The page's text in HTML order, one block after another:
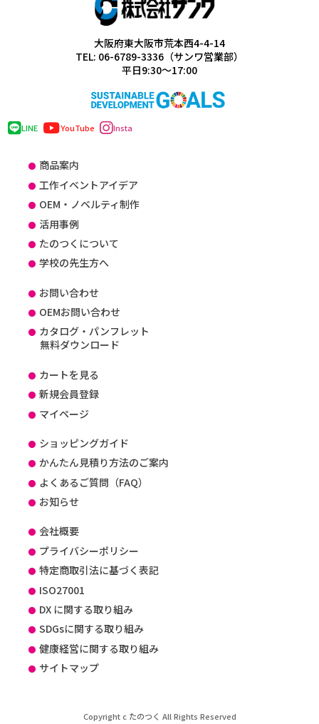
大阪府東大阪市荒本西4-4-14
TEL: 06-6789-3336（サンワ営業部）
平日9:30～17:00
LINE YouTube Insta
商品案内
工作イベントアイデア
OEM・ノベルティ制作
活用事例
たのつくについて
学校の先生方へ
お問い合わせ
OEMお問い合わせ
カタログ・パンフレット
無料ダウンロード
カートを見る
新規会員登録
マイページ
ショッピングガイド
かんたん見積り方法のご案内
よくあるご質問（FAQ）
お知らせ
会社概要
プライバシーポリシー
特定商取引法に基づく表記
ISO27001
DX に関する取り組み
SDGsに関する取り組み
健康経営に関する取り組み
サイトマップ
Copyright c たのつく All Rights Reserved